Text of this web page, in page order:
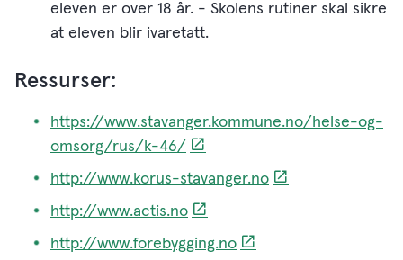
eleven er over 18 år. - Skolens rutiner skal sikre
at eleven blir ivaretatt.
Ressurser:
https://www.stavanger.kommune.no/helse-og-
omsorg/rus/k-46/
http://www.korus-stavanger.no
http://www.actis.no
http://www.forebygging.no